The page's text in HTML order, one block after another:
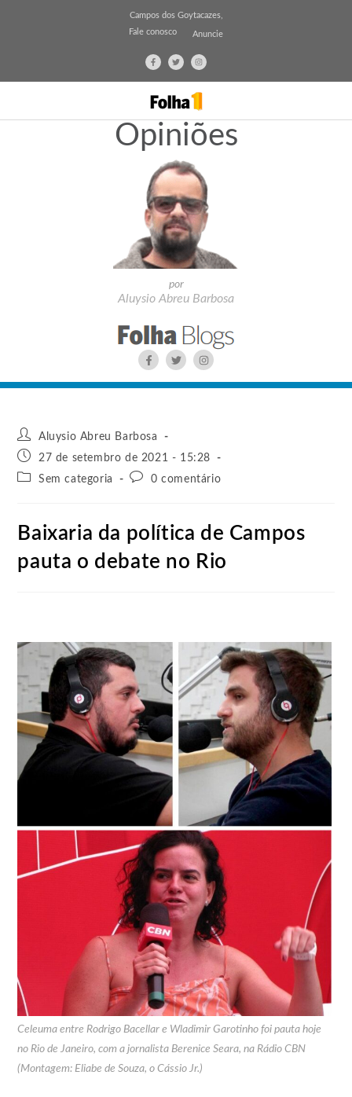
Campos dos Goytacazes,
Fale conosco
Anuncie
Opiniões
por
Aluysio Abreu Barbosa
Aluysio Abreu Barbosa
27 de setembro de 2021 - 15:28
Sem categoria
0 comentário
Baixaria da política de Campos
pauta o debate no Rio
Celeuma entre Rodrigo Bacellar e Wladimir Garotinho foi pauta hoje
no Rio de Janeiro, com a jornalista Berenice Seara, na Rádio CBN
(Montagem: Eliabe de Souza, o Cássio Jr.)